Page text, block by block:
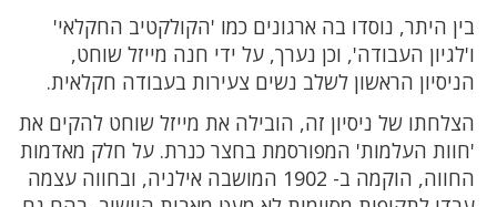
בין היתר, נוסדו בה ארגונים כמו 'הקולקטיב החקלאי'
ו'לגיון העבודה', וכן נערך, על ידי חנה מייזל שוחט,
הניסיון הראשון לשלב נשים צעירות בעבודה חקלאית.
הצלחתו של ניסיון זה, הובילה את מייזל שוחט להקים את
'חוות העלמות' המפורסמת בחצר כנרת. על חלק מאדמות
החווה, הוקמה ב- 1902 המושבה אילניה, ובחווה עצמה